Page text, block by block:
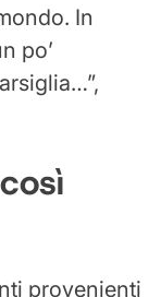
In
po’
provenienti